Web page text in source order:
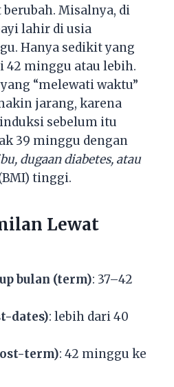
Misalnya, di
lahir di usia
Hanya sedikit yang
42 minggu atau lebih.
“melewati waktu”
jarang, karena
sebelum itu
39 minggu dengan
dugaan diabetes, atau
tinggi.
Lewat
bulan (term): 37–42
dates): lebih dari 40
term): 42 minggu ke